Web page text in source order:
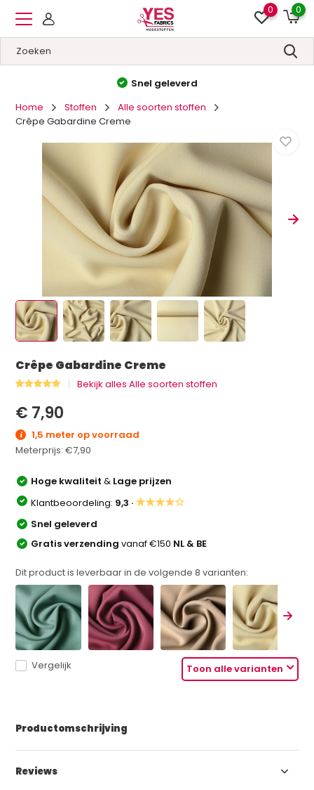
0 0
Hoge kwaliteit&Lage prijzen
Home
Stoffen
Alle soorten stoffen
Crêpe Gabardine Creme
Crêpe Gabardine Creme
Bekijk alles Alle soorten stoffen
€ 7,90
1,5 meter op voorraad
Meterprijs:€7,90
Hoge kwaliteit& Lage prijzen
Klantbeoordeling: 9,3 ·★★★★☆
Snel geleverd
Gratis verzendingvanaf €150 NL & BE
Dit product is leverbaar in de volgende8 varianten:
Toon alle varianten
Vergelijk
Productomschrijving
Reviews